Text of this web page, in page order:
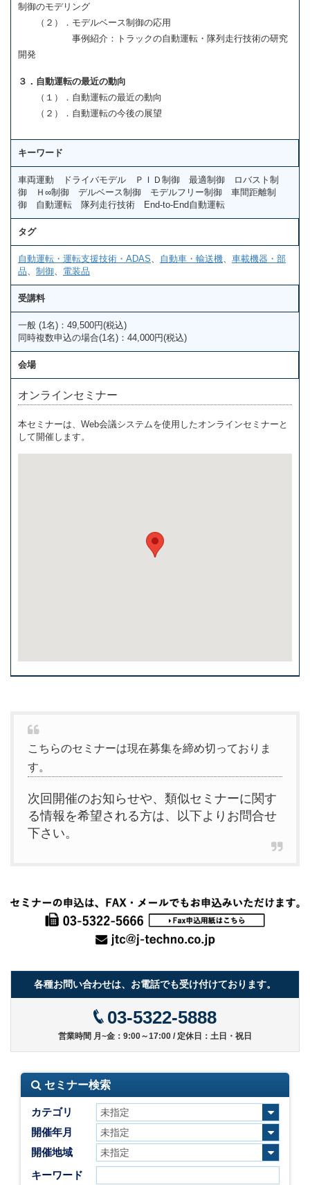
制御のモデリング
（２）．モデルベース制御の応用
事例紹介：トラックの自動運転・隊列走行技術の研究
開発
３．自動運転の最近の動向
（１）．自動運転の最近の動向
（２）．自動運転の今後の展望
キーワード
車両運動 ドライバモデル ＰＩＤ制御 最適制御 ロバスト制
御 Ｈ∞制御 デルベース制御 モデルフリー制御 車間距離制
御 自動運転 隊列走行技術 End-to-End自動運転
タグ
自動運転・運転支援技術・ADAS 自動車・輸送機
車載機器・部
品
制御 電装品
受講料
一般 (1名)：49,500円(税込)
同時複数申込の場合(1名)：44,000円(税込)
会場
オンラインセミナー
本セミナーは、Web会議システムを使用したオンラインセミナーと
して開催します。
こちらのセミナーは現在募集を締め切っておりま
す。
次回開催のお知らせや、類似セミナーに関す
る情報を希望される方は、以下よりお問合せ
下さい。
各種お問い合わせは、お電話でも受け付けております。
03-5322-5888
営業時間 月~金：9:00～17:00 / 定休日：土日・祝日
セミナー検索
カテゴリ
開催年月
開催地域
キーワード